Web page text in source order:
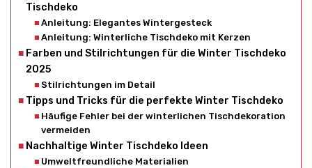
Tischdeko
Anleitung: Elegantes Wintergesteck
Anleitung: Winterliche Tischdeko mit Kerzen
Farben und Stilrichtungen für die Winter Tischdeko
2025
Stilrichtungen im Detail
Tipps und Tricks für die perfekte Winter Tischdeko
Häufige Fehler bei der winterlichen Tischdekoration
vermeiden
Nachhaltige Winter Tischdeko Ideen
Umweltfreundliche Materialien